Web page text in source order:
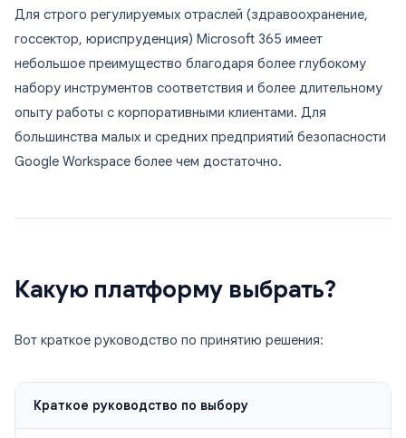
Для строго регулируемых отраслей (здравоохранение,
госсектор, юриспруденция) Microsoft 365 имеет
небольшое преимущество благодаря более глубокому
набору инструментов соответствия и более длительному
опыту работы с корпоративными клиентами. Для
большинства малых и средних предприятий безопасности
Google Workspace более чем достаточно.
Какую платформу выбрать?
Вот краткое руководство по принятию решения:
Краткое руководство по выбору